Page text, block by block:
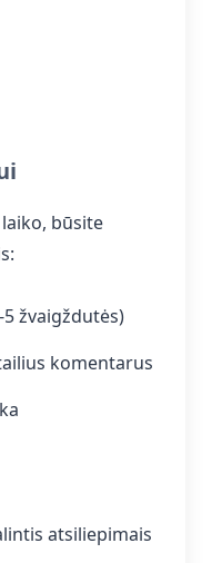
būsite
žvaigždutės)
komentarus
atsiliepimais